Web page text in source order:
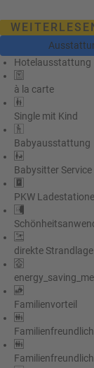
Hotelausstattung
à la carte
Single mit Kind
Babyausstattung
Babysitter Service
PKW
direkte Strandlage
Familienvorteil
Familienfreundlich
Familienfreundlich